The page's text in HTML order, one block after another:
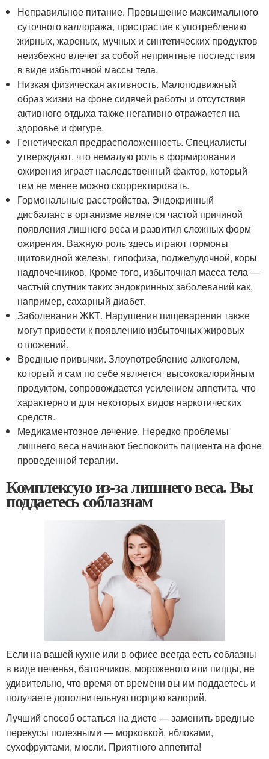
Неправильное питание. Превышение максимального
суточного каллоража, пристрастие к употреблению
жирных, жареных, мучных и синтетических продуктов
неизбежно влечет за собой неприятные последствия
в виде избыточной массы тела.
Низкая физическая активность. Малоподвижный
образ жизни на фоне сидячей работы и отсутствия
активного отдыха также негативно отражается на
здоровье и фигуре.
Генетическая предрасположенность. Специалисты
утверждают, что немалую роль в формировании
ожирения играет наследственный фактор, который
тем не менее можно скорректировать.
Гормональные расстройства. Эндокринный
дисбаланс в организме является частой причиной
появления лишнего веса и развития сложных форм
ожирения. Важную роль здесь играют гормоны
щитовидной железы, гипофиза, поджелудочной, коры
надпочечников. Кроме того, избыточная масса тела —
частый спутник таких эндокринных заболеваний как,
например, сахарный диабет.
Заболевания ЖКТ. Нарушения пищеварения также
могут привести к появлению избыточных жировых
отложений.
Вредные привычки. Злоупотребление алкоголем,
который и сам по себе является высококалорийным
продуктом, сопровождается усилением аппетита, что
характерно и для некоторых видов наркотических
средств.
Медикаментозное лечение. Нередко проблемы
лишнего веса начинают беспокоить пациента на фоне
проведенной терапии.
Комплексую из-за лишнего веса. Вы
поддаетесь соблазнам
Если на вашей кухне или в офисе всегда есть соблазны
в виде печенья, батончиков, мороженого или пиццы, не
удивительно, что время от времени вы им поддаетесь и
получаете дополнительную порцию калорий.
Лучший способ остаться на диете — заменить вредные
перекусы полезными — морковкой, яблоками,
сухофруктами, мюсли. Приятного аппетита!